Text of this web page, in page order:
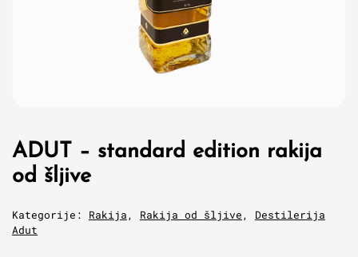
ADUT – standard edition rakija
od šljive
Kategorije: Rakija, Rakija od šljive, Destilerija
Adut